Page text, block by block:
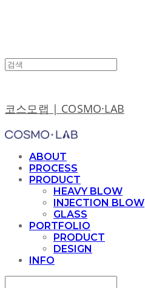
코스모랩 | COSMO·LAB
ABOUT
PROCESS
PRODUCT
HEAVY BLOW
INJECTION BLOW
GLASS
PORTFOLIO
PRODUCT
DESIGN
INFO